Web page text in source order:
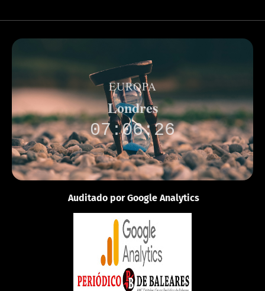
EUROPA
Londres
07:06:26
Auditado por Google Analytics